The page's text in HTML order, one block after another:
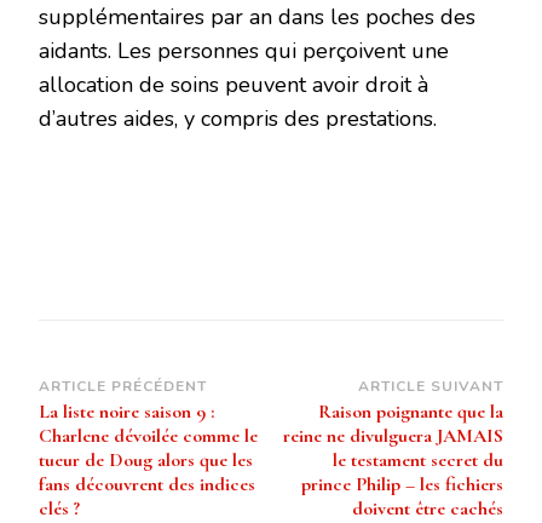
supplémentaires par an dans les poches des
aidants. Les personnes qui perçoivent une
allocation de soins peuvent avoir droit à
d’autres aides, y compris des prestations.
Navigation
d’article
ARTICLE PRÉCÉDENT
La liste noire saison 9 :
Charlene dévoilée comme le
tueur de Doug alors que les
fans découvrent des indices
clés ?
ARTICLE SUIVANT
Raison poignante que la
reine ne divulguera JAMAIS
le testament secret du
prince Philip – les fichiers
doivent être cachés